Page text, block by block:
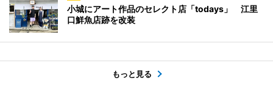
小城にアート作品のセレクト店「todays」 江里
口鮮魚店跡を改装
もっと見る